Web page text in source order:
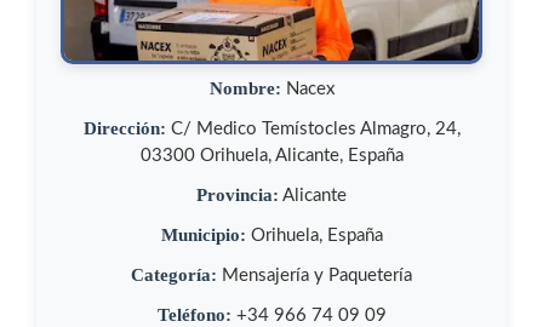
Nombre: Nacex
Dirección: C/ Medico Temístocles Almagro, 24,
03300 Orihuela, Alicante, España
Provincia: Alicante
Municipio: Orihuela, España
Categoría: Mensajería y Paquetería
Teléfono: +34 966 74 09 09